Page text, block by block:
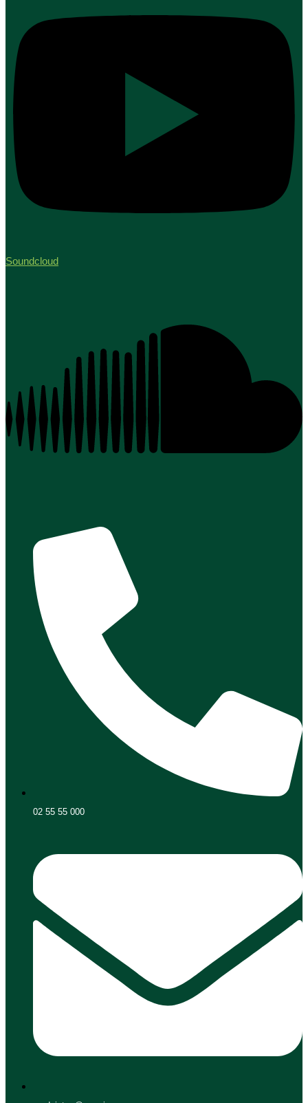
Soundcloud
02 55 55 000